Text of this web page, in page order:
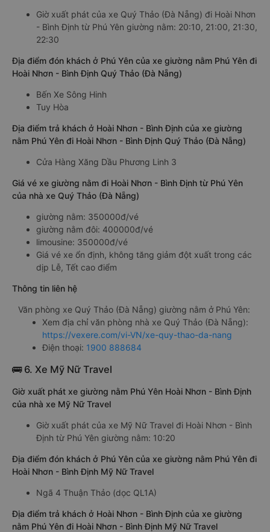
Giờ xuất phát của xe Quý Thảo (Đà Nẵng) đi Hoài Nhơn
- Bình Định từ Phú Yên giường nằm: 20:10, 21:00, 21:30,
22:30
Địa điểm đón khách ở Phú Yên của xe giường nằm Phú Yên đi
Hoài Nhơn - Bình Định Quý Thảo (Đà Nẵng)
Bến Xe Sông Hinh
Tuy Hòa
Địa điểm trả khách ở Hoài Nhơn - Bình Định của xe giường
nằm Phú Yên đi Hoài Nhơn - Bình Định Quý Thảo (Đà Nẵng)
Cửa Hàng Xăng Dầu Phương Linh 3
Giá vé xe giường nằm đi Hoài Nhơn - Bình Định từ Phú Yên
của nhà xe Quý Thảo (Đà Nẵng)
giường nằm: 350000đ/vé
giường nằm đôi: 400000đ/vé
limousine: 350000đ/vé
Giá vé xe ổn định, không tăng giảm đột xuất trong các
dịp Lễ, Tết cao điểm
Thông tin liên hệ
Văn phòng xe Quý Thảo (Đà Nẵng) giường nằm ở Phú Yên:
Xem địa chỉ văn phòng nhà xe Quý Thảo (Đà Nẵng):
https://vexere.com/vi-VN/xe-quy-thao-da-nang
Điện thoại: 1900 888684
🚌 6. Xe Mỹ Nữ Travel
Giờ xuất phát xe giường nằm Phú Yên Hoài Nhơn - Bình Định
của nhà xe Mỹ Nữ Travel
Giờ xuất phát của xe Mỹ Nữ Travel đi Hoài Nhơn - Bình
Định từ Phú Yên giường nằm: 10:20
Địa điểm đón khách ở Phú Yên của xe giường nằm Phú Yên đi
Hoài Nhơn - Bình Định Mỹ Nữ Travel
Ngã 4 Thuận Thảo (dọc QL1A)
Địa điểm trả khách ở Hoài Nhơn - Bình Định của xe giường
nằm Phú Yên đi Hoài Nhơn - Bình Định Mỹ Nữ Travel